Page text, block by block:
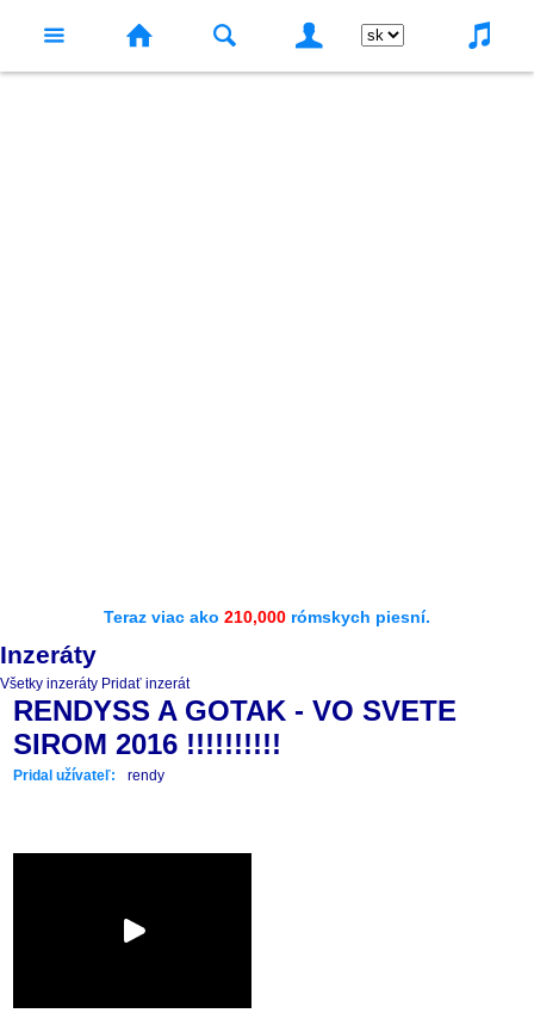
Teraz viac ako 210,000 rómskych piesní.
Inzeráty
Všetky inzeráty Pridať inzerát
RENDYSS A GOTAK - VO SVETE
SIROM 2016 !!!!!!!!!!
Pridal užívateľ: rendy